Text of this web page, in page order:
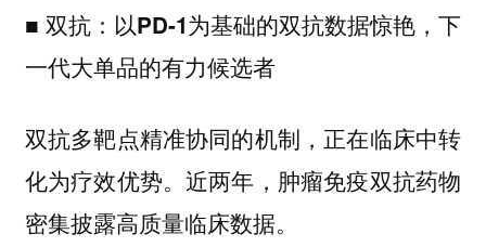
■ 双抗：以PD-1为基础的双抗数据惊艳，下
一代大单品的有力候选者
双抗多靶点精准协同的机制，正在临床中转
化为疗效优势。近两年，肿瘤免疫双抗药物
密集披露高质量临床数据。